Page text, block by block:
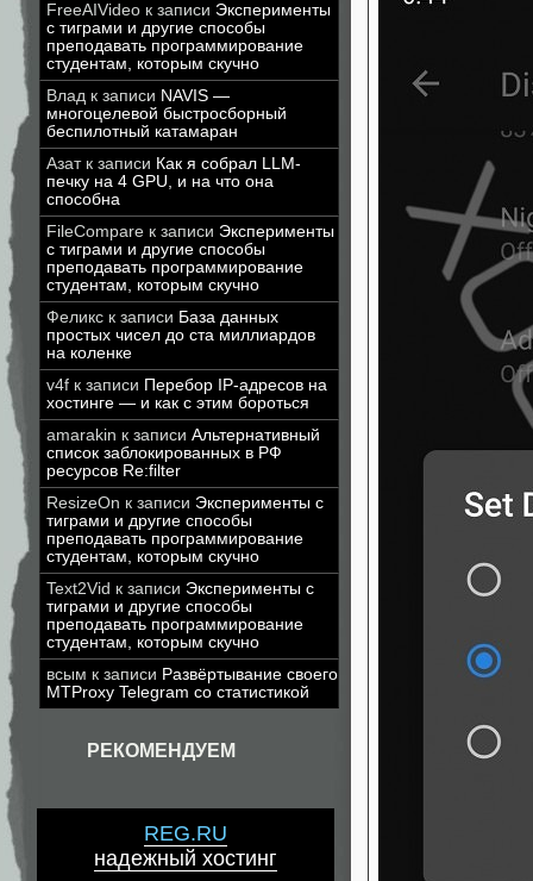
FreeAIVideo к записи Эксперименты
с тиграми и другие способы
преподавать программирование
студентам, которым скучно
Влад к записи NAVIS —
многоцелевой быстросборный
беспилотный катамаран
Азатк записи Как я собрал LLM-
печку на 4 GPU, и на что она
способна
FileCompare к записи Эксперименты
с тиграми и другие способы
преподавать программирование
студентам, которым скучно
Феликс к записи База данных
простых чисел до ста миллиардов
на коленке
v4f к записи Перебор IP-адресов на
хостинге — и как с этим бороться
amarakin к записи Альтернативный
список заблокированных в РФ
ресурсов Re:filter
ResizeOn к записи Эксперименты с
тиграми и другие способы
преподавать программирование
студентам, которым скучно
Text2Vid к записи Эксперименты с
тиграми и другие способы
преподавать программирование
студентам, которым скучно
всым к записи Развёртывание своего
MTProxy Telegram со статистикой
РЕКОМЕНДУЕМ
REG.RU
надежный хостинг